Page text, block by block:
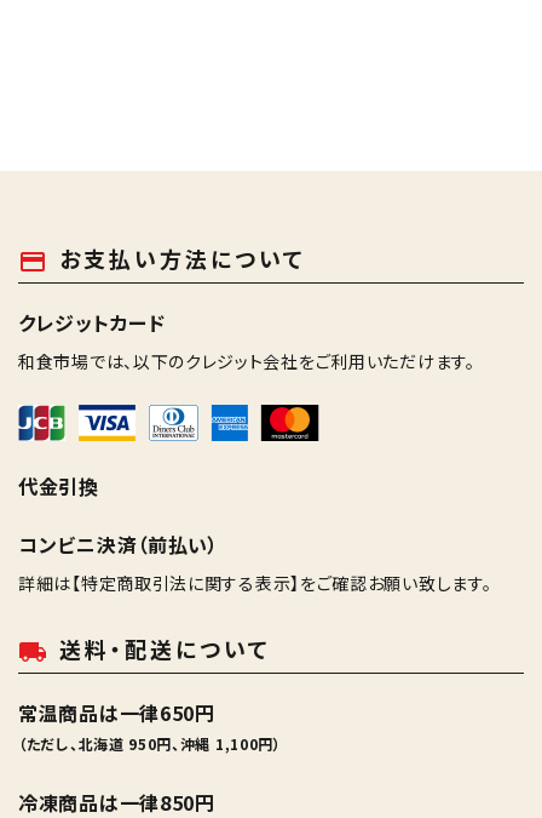
payment お支払い方法について
クレジットカード
和食市場では、以下のクレジット会社をご利用いただけます。
代金引換
コンビニ決済（前払い）
詳細は【特定商取引法に関する表示】 をご確認お願い致します。
local_shipping 送料・配送について
常温商品は一律650円
（ただし、北海道 950円、沖縄 1,100円）
冷凍商品は一律850円